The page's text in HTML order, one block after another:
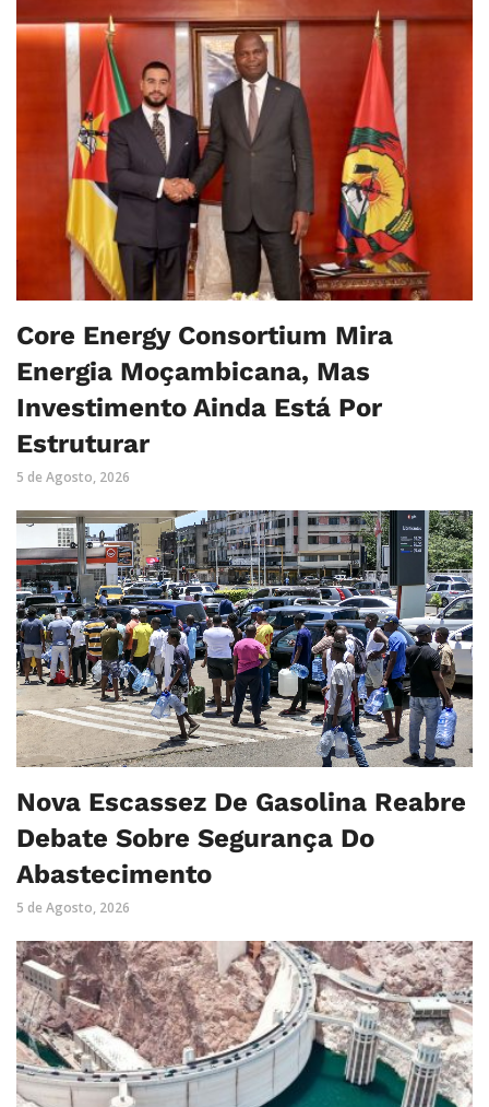
Core Energy Consortium Mira
Energia Moçambicana, Mas
Investimento Ainda Está Por
Estruturar
5 de Agosto, 2026
Nova Escassez De Gasolina Reabre
Debate Sobre Segurança Do
Abastecimento
5 de Agosto, 2026